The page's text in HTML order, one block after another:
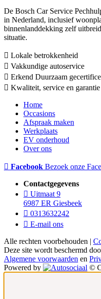
De Bosch Car Service
in Nederland, inclusief
binnenlanddekking zelf
situatie.
Lokale betrokkenheid
Vakkundige autoservice
Erkend Duurzaam
Kwaliteit, service en
Home
Occasions
Afspraak maken
Werkplaats
EV onderhoud
Over ons
Facebook Bezoek onze
Contactgegevens
Uitmaat 9
6987 ER Giesbeek
0313632242
E-mail ons
Alle rechten voorbehouden |
Deze site wordt beschermd
Algemene voorwaarden en
Powered by
©